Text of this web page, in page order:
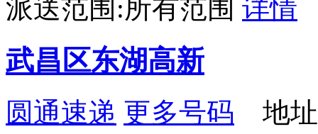
派送范围:所有范围 详情
武昌区东湖高新
圆通速递 更多号码 地址